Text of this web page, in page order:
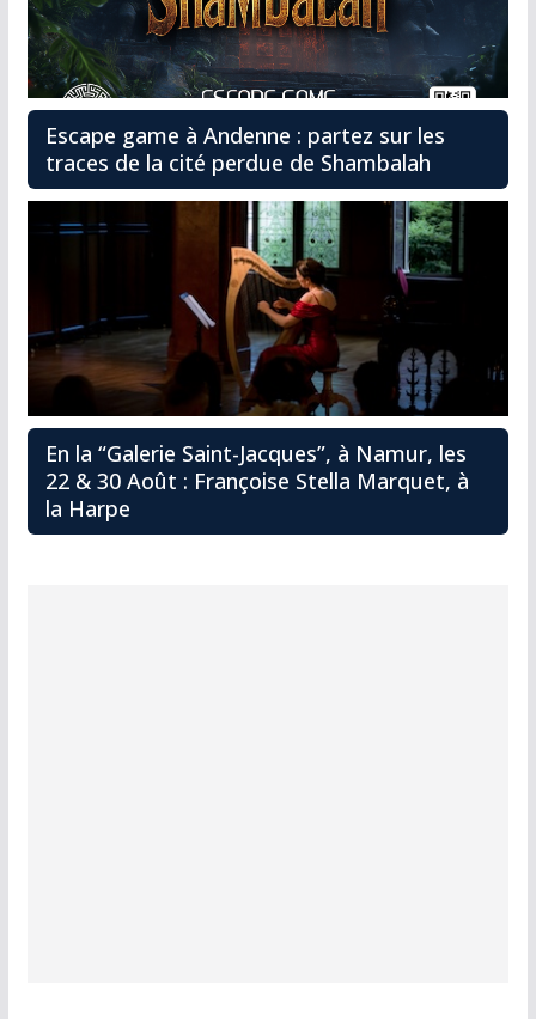
Escape game à Andenne : partez sur les
traces de la cité perdue de Shambalah
En la “Galerie Saint-Jacques”, à Namur, les
22 & 30 Août : Françoise Stella Marquet, à
la Harpe